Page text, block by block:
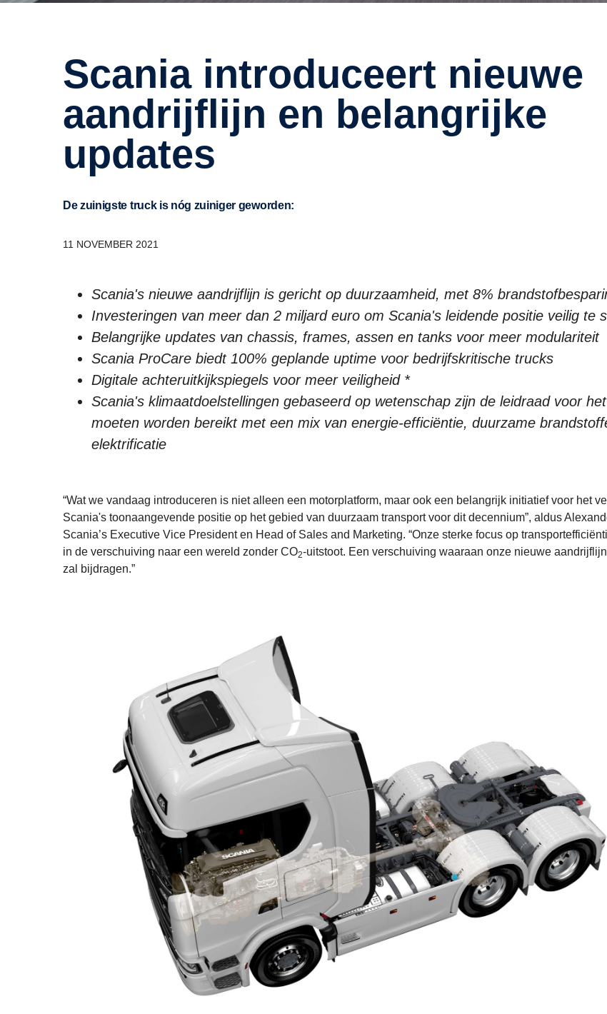
Scania introduceert nieuwe
aandrijflijn en belangrijke
updates
De zuinigste truck is nóg zuiniger geworden:
11 NOVEMBER 2021
Scania's nieuwe aandrijflijn is gericht op duurzaamheid, met 8%
Investeringen van meer dan 2 miljard euro om Scania's leidende positie veilig te
Belangrijke updates van chassis, frames, assen en tanks voor meer modulariteit
Scania ProCare biedt 100% geplande uptime voor bedrijfskritische trucks
Digitale achteruitkijkspiegels voor meer veiligheid *
Scania's klimaatdoelstellingen gebaseerd op wetenschap zijn de leidraad voor
moeten worden bereikt met een mix van energie-efficiëntie, duurzame
elektrificatie
“Wat we vandaag introduceren is niet alleen een motorplatform, maar ook een belangrijk initiatief voor het
Scania's toonaangevende positie op het gebied van duurzaam transport voor dit decennium”, aldus
Scania’s Executive Vice President en Head of Sales and Marketing. “Onze sterke focus op
in de verschuiving naar een wereld zonder CO2-uitstoot. Een verschuiving waaraan onze nieuwe
zal bijdragen.”